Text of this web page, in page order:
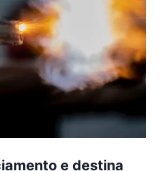
e destina